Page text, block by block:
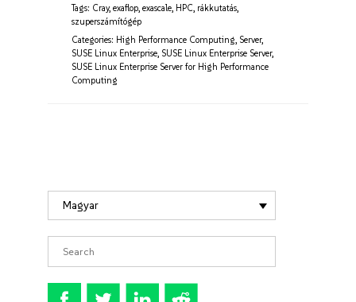
Tags: Cray, exaflop, exascale, HPC, rákkutatás,
szuperszámítógép
Categories: High Performance Computing, Server,
SUSE Linux Enterprise, SUSE Linux Enterprise Server,
SUSE Linux Enterprise Server for High Performance
Computing
Magyar